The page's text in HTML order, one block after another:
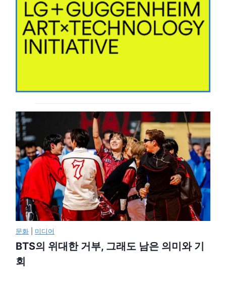
문화 미디어
BTS의 위대한 거부, 그래도 남은 의미와 기
회